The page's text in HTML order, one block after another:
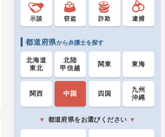
示談 窃盗 詐欺 逮捕
都道府県から弁護士を探す
北海道
東北
北陸
甲信越
関東 東海
関西 中国 四国
九州
沖縄
都道府県をお選びください